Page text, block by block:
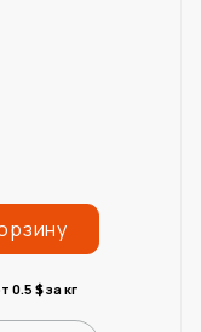
0.5 $за кг